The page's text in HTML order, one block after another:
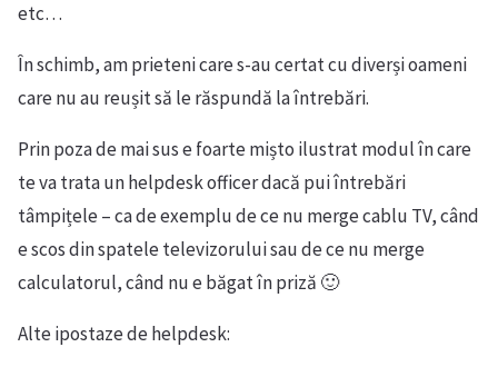
etc…
În schimb, am prieteni care s-au certat cu diverși oameni
care nu au reușit să le răspundă la întrebări.
Prin poza de mai sus e foarte mișto ilustrat modul în care
te va trata un helpdesk officer dacă pui întrebări
tâmpițele – ca de exemplu de ce nu merge cablu TV, când
e scos din spatele televizorului sau de ce nu merge
calculatorul, când nu e băgat în priză 🙂
Alte ipostaze de helpdesk: